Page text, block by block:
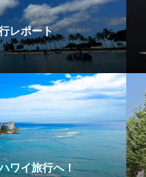
レポート
ワイ旅行へ！